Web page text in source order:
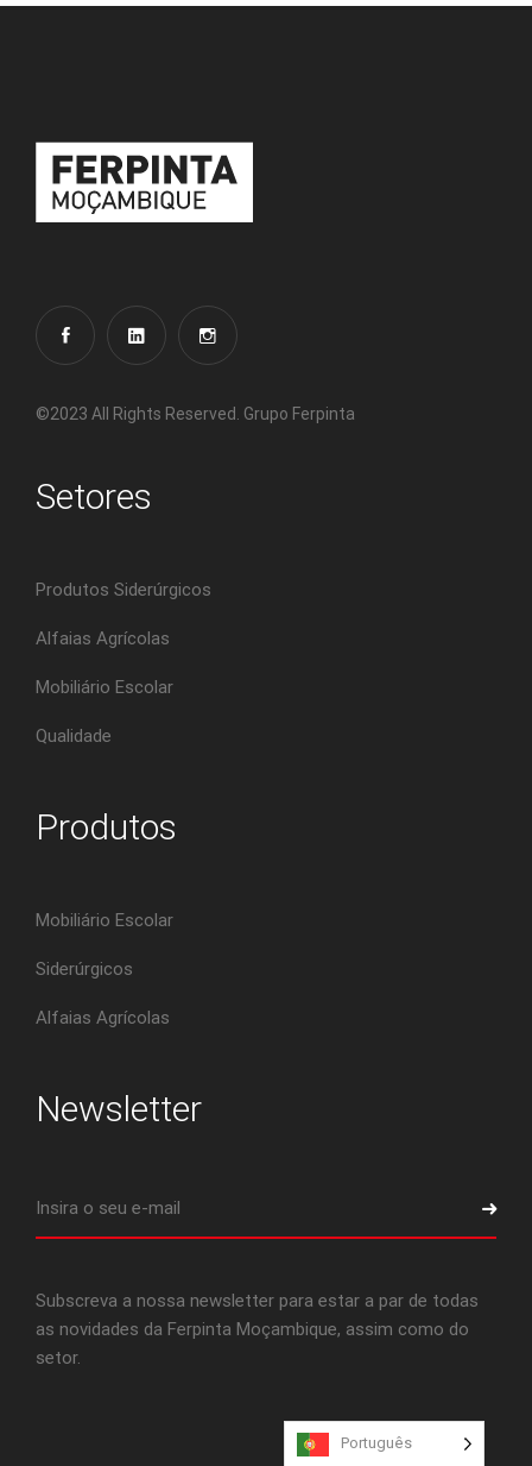
©2023 All Rights Reserved. Grupo Ferpinta
Setores
Produtos Siderúrgicos
Alfaias Agrícolas
Mobiliário Escolar
Qualidade
Produtos
Mobiliário Escolar
Siderúrgicos
Alfaias Agrícolas
Newsletter
Subscreva a nossa newsletter para estar a par de todas
as novidades da Ferpinta Moçambique, assim como do
setor.
Português